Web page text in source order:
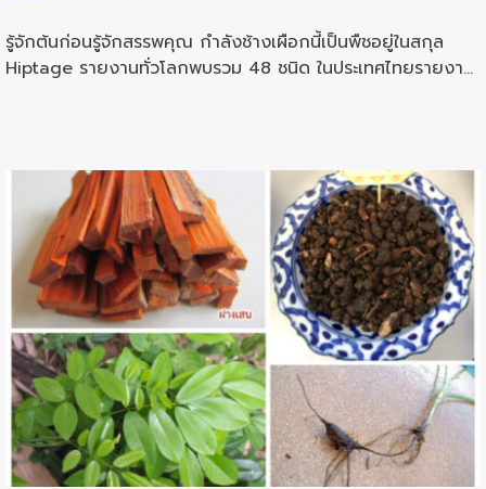
รู้จักต้นก่อนรู้จักสรรพคุณ กำลังช้างเผือกนี้เป็นพืชอยู่ในสกุล
Hiptage รายงานทั่วโลกพบรวม 48 ชนิด ในประเทศไทยรายงาน